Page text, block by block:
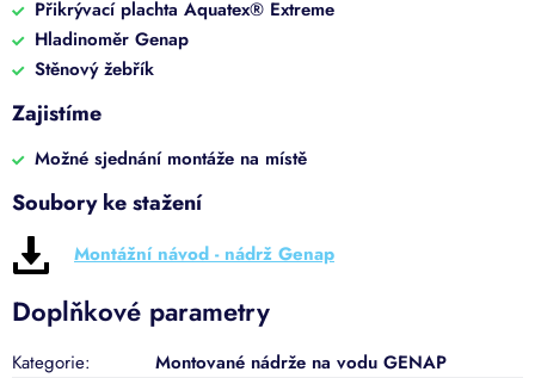
Přikrývací plachta Aquatex® Extreme
Hladinoměr Genap
Stěnový žebřík
Zajistíme
Možné sjednání montáže na místě
Soubory ke stažení
Montážní návod - nádrž Genap
Doplňkové parametry
Kategorie:
Montované nádrže na vodu GENAP